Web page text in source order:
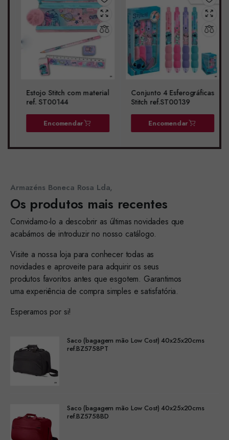
Estojo Stitch com material
ref. ST00144
Encomendar
Conjunto 4 Esferográficas
Stitch ref.ST00139
Encomendar
Armazéns Boneca Rosa Lda,
Os produtos mais recentes
Convidamo-lo a descobrir as últimas novidades que
acabámos de introduzir no nosso catálogo.
Visite a nossa loja para conhecer todas as
novidades e aproveite para adquirir os seus
produtos favoritos antes que esgotem. Garantimos
uma experiência de compra simples e satisfatória.
Esperamos por si!
Saco (bagagem mão Low Cost) 40x25x20cms
ref.BZ5758PT
Saco (bagagem mão Low Cost) 40x25x20cms
ref.BZ5758BD